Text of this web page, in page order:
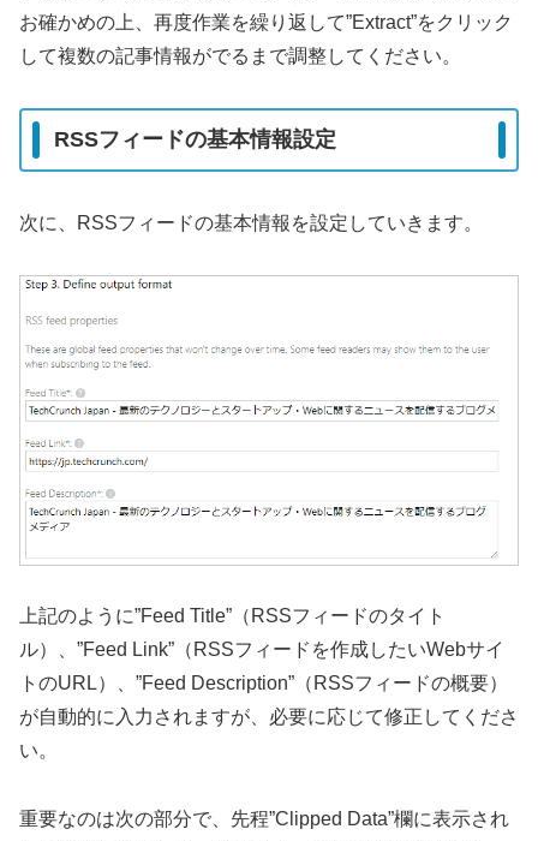
お確かめの上、再度作業を繰り返して”Extract”をクリック
して複数の記事情報がでるまで調整してください。
RSSフィードの基本情報設定
次に、RSSフィードの基本情報を設定していきます。
上記のように”Feed Title”（RSSフィードのタイト
ル）、”Feed Link”（RSSフィードを作成したいWebサイ
トのURL）、”Feed Description”（RSSフィードの概要）
が自動的に入力されますが、必要に応じて修正してくださ
い。
重要なのは次の部分で、先程”Clipped Data”欄に表示され